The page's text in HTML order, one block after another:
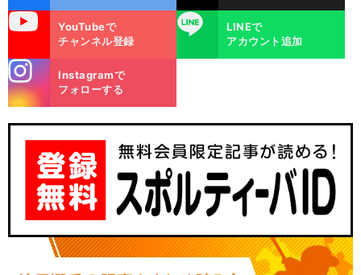
YouTubeで
チャンネル登録
LINE
LINEで
アカウント追加
m
Instagramで
フォローする